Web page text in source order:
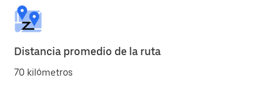
Distancia promedio de la ruta
70 kilómetros